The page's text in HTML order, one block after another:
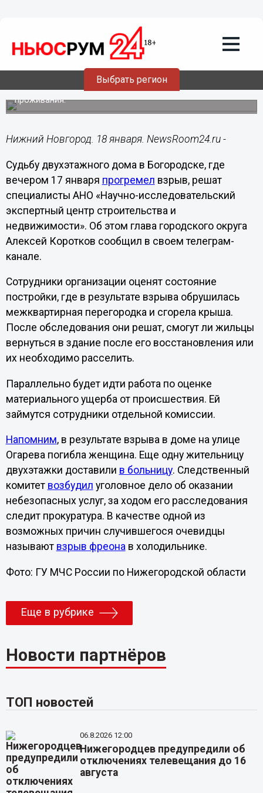
Выбрать регион
18.01.202517:16
Состояние взорвавшегося в
Богородске дома оценят специалисты
Они решат, пригодна ли двухэтажка для дальнейшего
проживания.
Нижний Новгород. 18 января. NewsRoom24.ru -
Судьбу двухэтажного дома в Богородске, где
вечером 17 января прогремел взрыв, решат
специалисты АНО «Научно-исследовательский
экспертный центр строительства и
недвижимости». Об этом глава городского округа
Алексей Коротков сообщил в своем телеграм-
канале.
Сотрудники организации оценят состояние
постройки, где в результате взрыва обрушилась
межквартирная перегородка и сгорела крыша.
После обследования они решат, смогут ли жильцы
вернуться в здание после его восстановления или
их необходимо расселить.
Параллельно будет идти работа по оценке
материального ущерба от происшествия. Ей
займутся сотрудники отдельной комиссии.
Напомним, в результате взрыва в доме на улице
Огарева погибла женщина. Еще одну жительницу
двухэтажки доставили в больницу. Следственный
комитет возбудил уголовное дело об оказании
небезопасных услуг, за ходом его расследования
следит прокуратура. В качестве одной из
возможных причин случившегося очевидцы
называют взрыв фреонав холодильнике.
Фото: ГУ МЧС России по Нижегородской области
Еще в рубрике
Новости партнёров
ТОП новостей
06.8.2026 12:00
Нижегородцев предупредили об
отключениях телевещания до 16
августа